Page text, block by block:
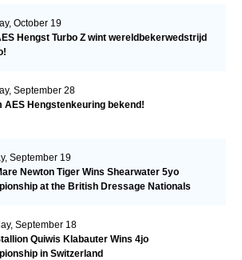
October 19
Hengst Turbo Z wint wereldbekerwedstrijd
September 28
AES Hengstenkeuring bekend!
September 19
Newton Tiger Wins Shearwater 5yo
at the British Dressage Nationals
September 18
Quiwis Klabauter Wins 4jo
in Switzerland